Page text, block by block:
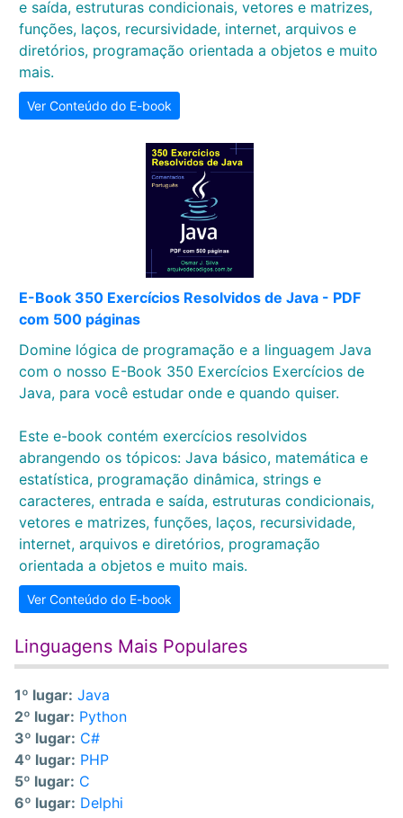
e saída, estruturas condicionais, vetores e matrizes,
funções, laços, recursividade, internet, arquivos e
diretórios, programação orientada a objetos e muito
mais.
Ver Conteúdo do E-book
E-Book 350 Exercícios Resolvidos de Java - PDF
com 500 páginas
Domine lógica de programação e a linguagem Java
com o nosso E-Book 350 Exercícios Exercícios de
Java, para você estudar onde e quando quiser.
Este e-book contém exercícios resolvidos
abrangendo os tópicos: Java básico, matemática e
estatística, programação dinâmica, strings e
caracteres, entrada e saída, estruturas condicionais,
vetores e matrizes, funções, laços, recursividade,
internet, arquivos e diretórios, programação
orientada a objetos e muito mais.
Ver Conteúdo do E-book
Linguagens Mais Populares
1º lugar: Java
2º lugar: Python
3º lugar: C#
4º lugar: PHP
5º lugar: C
6º lugar: Delphi